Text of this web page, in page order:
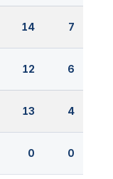
14 7
12 6
13 4
0 0